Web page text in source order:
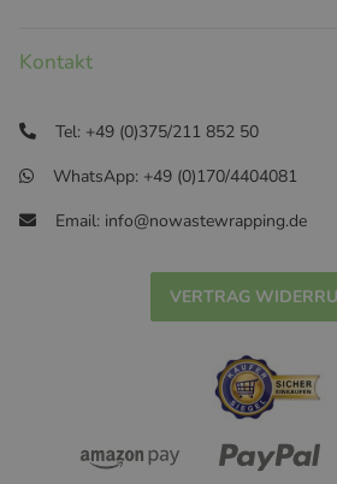
Kontakt
Tel: +49 (0)375/211 852 50
WhatsApp: +49 (0)170/4404081
Email: info@nowastewrapping.de
VERTRAG